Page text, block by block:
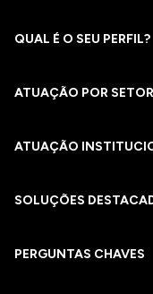
QUAL É O SEU PERFIL?
ATUAÇÃO POR SETOR
ATUAÇÃO
SOLUÇÕES
PERGUNTAS CHAVES​